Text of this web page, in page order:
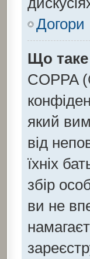
Догори
Що таке
COPPA
який
від
їхніх
збір
ви не